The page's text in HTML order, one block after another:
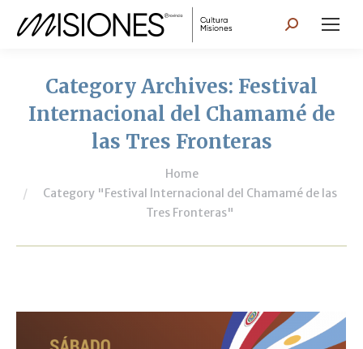
Search:
Category Archives: Festival
Internacional del Chamamé de
las Tres Fronteras
Home
Category "Festival Internacional del Chamamé de las
Tres Fronteras"